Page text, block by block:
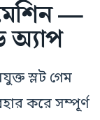
—
অ্যাপ
স্লট গেম
করে সম্পূর্ণ